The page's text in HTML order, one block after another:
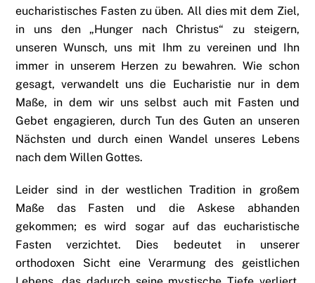
eucharistisches Fasten zu üben. All dies mit dem Ziel,
in uns den „Hunger nach Christus“ zu steigern,
unseren Wunsch, uns mit Ihm zu vereinen und Ihn
immer in unserem Herzen zu bewahren. Wie schon
gesagt, verwandelt uns die Eucharistie nur in dem
Maße, in dem wir uns selbst auch mit Fasten und
Gebet engagieren, durch Tun des Guten an unseren
Nächsten und durch einen Wandel unseres Lebens
nach dem Willen Gottes.
Leider sind in der westlichen Tradition in großem
Maße das Fasten und die Askese abhanden
gekommen; es wird sogar auf das eucharistische
Fasten verzichtet. Dies bedeutet in unserer
orthodoxen Sicht eine Verarmung des geistlichen